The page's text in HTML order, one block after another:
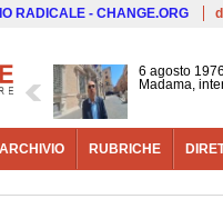
RADICALE - CHANGE.ORG
6 agosto
Madama,
ARCHIVIO RUBRICHE